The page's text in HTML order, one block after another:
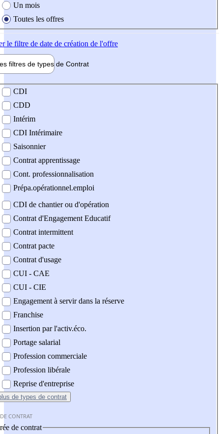
Un mois
Toutes les offres
le filtre de date de création de l'offre
filtres de types de Contrat
contrat
CDI
CDD
Intérim
CDI Intérimaire
Saisonnier
Contrat apprentissage
Cont. professionnalisation
Prépa.opérationnel.emploi
CDI de chantier ou d'opération
Contrat d'Engagement Educatif
Contrat intermittent
Contrat pacte
Contrat d'usage
CUI - CAE
CUI - CIE
Engagement à servir dans la réserve
Franchise
Insertion par l'activ.éco.
Portage salarial
Profession commerciale
Profession libérale
Reprise d'entreprise
de types de contrat
CONTRAT
de contrat